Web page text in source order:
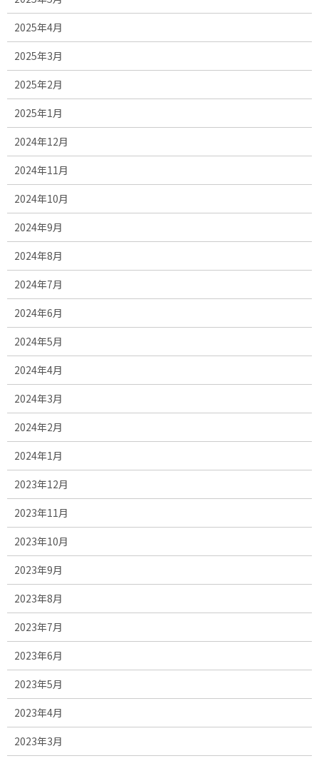
2025年4月
2025年3月
2025年2月
2025年1月
2024年12月
2024年11月
2024年10月
2024年9月
2024年8月
2024年7月
2024年6月
2024年5月
2024年4月
2024年3月
2024年2月
2024年1月
2023年12月
2023年11月
2023年10月
2023年9月
2023年8月
2023年7月
2023年6月
2023年5月
2023年4月
2023年3月